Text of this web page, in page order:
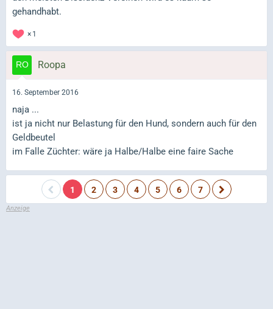
gehandhabt.
1
Roopa
16. September 2016
naja ...
ist ja nicht nur Belastung für den Hund, sondern auch für den
Geldbeutel
im Falle Züchter: wäre ja Halbe/Halbe eine faire Sache
1 2 3 4 5 6 7